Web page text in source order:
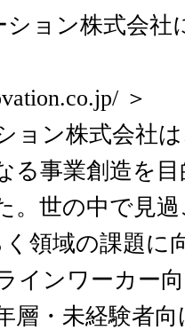
ョン株式会社
＞
ョン株式会社
る事業創造を目
。世の中で見
領域の課題に
インワーカー
層・未経験者